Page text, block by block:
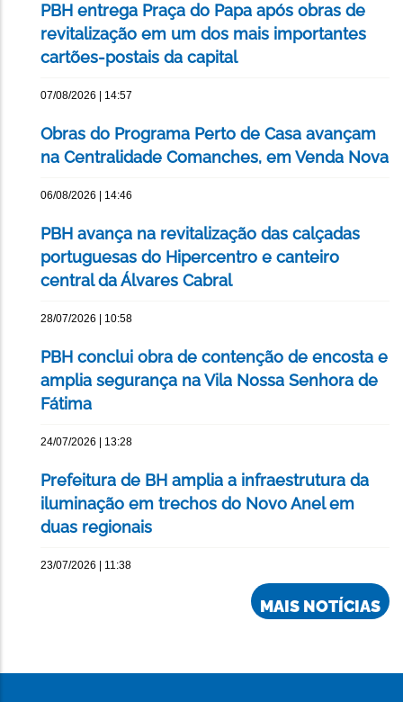
PBH entrega Praça do Papa após obras de
revitalização em um dos mais importantes
cartões-postais da capital
07/08/2026 | 14:57
Obras do Programa Perto de Casa avançam
na Centralidade Comanches, em Venda Nova
06/08/2026 | 14:46
PBH avança na revitalização das calçadas
portuguesas do Hipercentro e canteiro
central da Álvares Cabral
28/07/2026 | 10:58
PBH conclui obra de contenção de encosta e
amplia segurança na Vila Nossa Senhora de
Fátima
24/07/2026 | 13:28
Prefeitura de BH amplia a infraestrutura da
iluminação em trechos do Novo Anel em
duas regionais
23/07/2026 | 11:38
MAIS NOTÍCIAS